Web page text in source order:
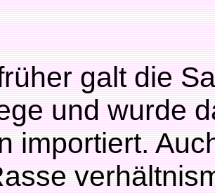
galt die
und wurde
importiert.